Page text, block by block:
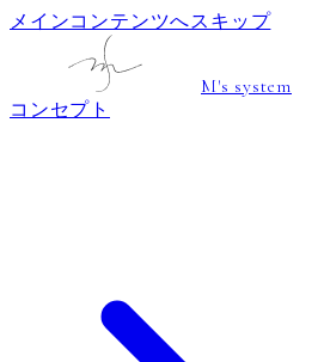
メインコンテンツへスキップ
M's system
コンセプト